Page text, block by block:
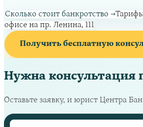
Сколько стоит банкротство →
офисе на пр. Ленина, 111
Получить бесплатную
Нужна консультация
Оставьте заявку, и юрист Центра